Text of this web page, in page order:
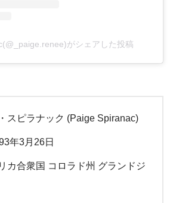
がシェアした投稿
スピラナック (Paige Spiranac)
年3月26日
カ合衆国 コロラド州 グランドジ